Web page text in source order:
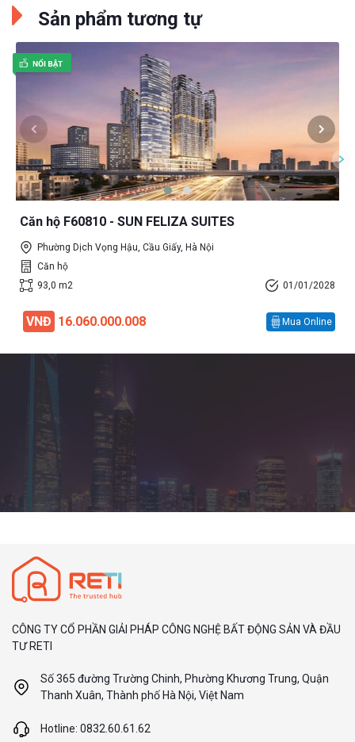
Sản phẩm tương tự
Căn hộ F60810 - SUN FELIZA SUITES
Phường Dịch Vọng Hậu, Cầu Giấy, Hà Nội
Căn hộ
93,0 m2
01/01/2028
VNĐ 16.060.000.008 Mua Online
CÔNG TY CỔ PHẦN GIẢI PHÁP CÔNG NGHỆ BẤT ĐỘNG SẢN VÀ ĐẦU
TƯ RETI
Số 365 đường Trường Chinh, Phường Khương Trung, Quận
Thanh Xuân, Thành phố Hà Nội, Việt Nam
Hotline: 0832.60.61.62